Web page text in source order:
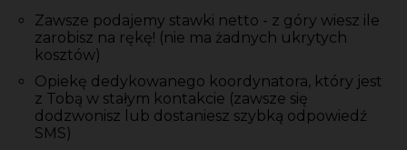
Zawsze podajemy stawki netto - z góry wiesz ile
zarobisz na rękę! (nie ma żadnych ukrytych
kosztów)
Opiekę dedykowanego koordynatora, który jest
z Tobą w stałym kontakcie (zawsze się
dodzwonisz lub dostaniesz szybką odpowiedź
SMS)